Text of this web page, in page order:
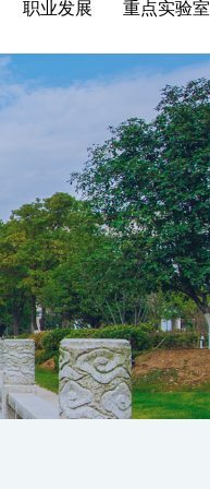
职业发展 重点实验室